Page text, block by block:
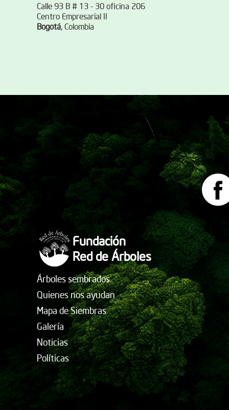
Calle 93 B # 13 - 30 oficina 206
Centro Empresarial II
Bogotá, Colombia
Fundación
Red de Árboles
Árboles sembrados
Quienes nos ayudan
Mapa de Siembras
Galería
Noticias
Políticas